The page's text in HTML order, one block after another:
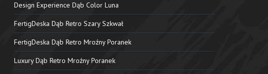
Design Experience Dąb Color Luna
FertigDeska Dąb Retro Szary Szkwał
FertigDeska Dąb Retro Mroźny Poranek
Luxury Dąb Retro Mroźny Poranek